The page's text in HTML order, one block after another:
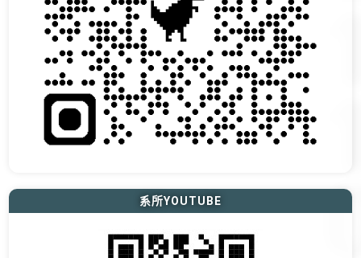
系所YOUTUBE